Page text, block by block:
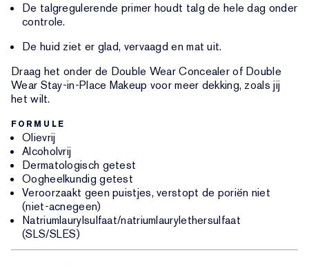
De talgregulerende primer houdt talg de hele dag onder
controle.
De huid ziet er glad, vervaagd en mat uit.
Draag het onder de Double Wear Concealer of Double
Wear Stay-in-Place Makeup voor meer dekking, zoals jij
het wilt.
FORMULE
Olievrij
Alcoholvrij
Dermatologisch getest
Oogheelkundig getest
Veroorzaakt geen puistjes, verstopt de poriën niet
(niet-acnegeen)
Natriumlaurylsulfaat/natriumlaurylethersulfaat
(SLS/SLES)